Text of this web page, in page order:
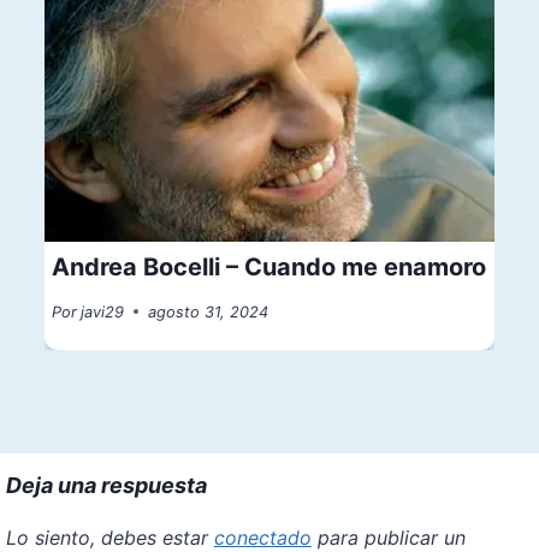
Andrea Bocelli – Cuando me enamoro
Por javi29 agosto 31, 2024
Deja una respuesta
Lo siento, debes estar conectado para publicar un